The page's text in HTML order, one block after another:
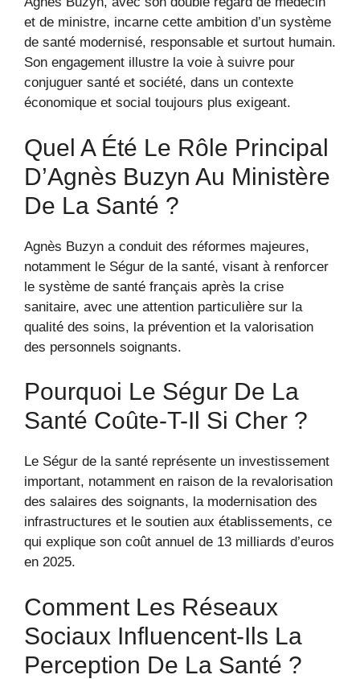
et de ministre, incarne cette ambition d’un système
de santé modernisé, responsable et surtout humain.
Son engagement illustre la voie à suivre pour
conjuguer santé et société, dans un contexte
économique et social toujours plus exigeant.
Quel A Été Le Rôle Principal
D’Agnès Buzyn Au Ministère
De La Santé ?
Agnès Buzyn a conduit des réformes majeures,
notamment le Ségur de la santé, visant à renforcer
le système de santé français après la crise
sanitaire, avec une attention particulière sur la
qualité des soins, la prévention et la valorisation
des personnels soignants.
Pourquoi Le Ségur De La
Santé Coûte-T-Il Si Cher ?
Le Ségur de la santé représente un investissement
important, notamment en raison de la revalorisation
des salaires des soignants, la modernisation des
infrastructures et le soutien aux établissements, ce
qui explique son coût annuel de 13 milliards d’euros
en 2025.
Comment Les Réseaux
Sociaux Influencent-Ils La
Perception De La Santé ?